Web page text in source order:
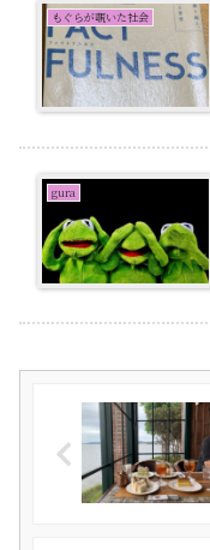
もぐらが覗いた社会
gura